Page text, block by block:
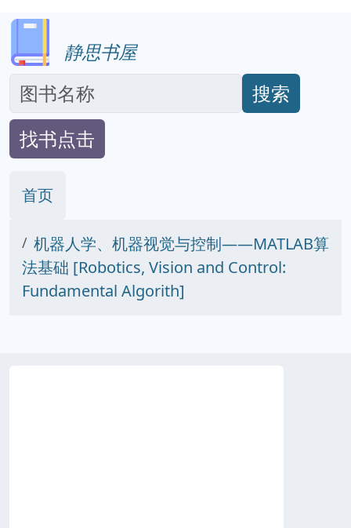
静思书屋
搜索
找书点击
首页
机器人学、机器视觉与控制――MATLAB算
法基础 [Robotics, Vision and Control:
Fundamental Algorith]